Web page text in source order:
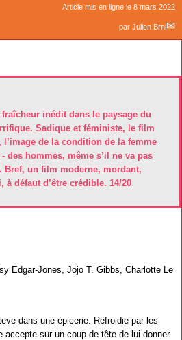
Article mis en ligne le 8 mars 2022
par Julien Brnl
inédit dans le paysage du
Sadique et féministe, le film
de la condition de la femme
des hommes, même s’il ne va pas
Bref, un film moderne, mordant,
défaut d’être crédible. 14/20
Edgar-Jones, Jojo T. Gibbs, Charlotte Le
dans une épicerie. Refroidie par les
accepte sur un coup de tête de lui donner